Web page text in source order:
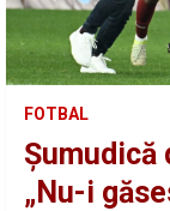
FOTBAL
Șumudică
„Nu-i